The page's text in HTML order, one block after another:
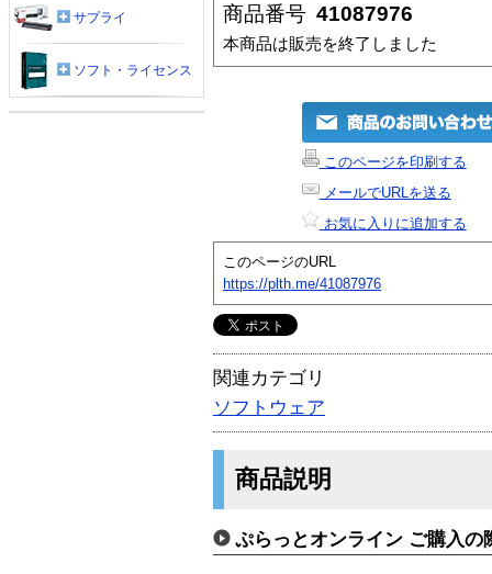
商品番号 41087976
本商品は販売を終了しました
このページを印刷する
メールでURLを送る
お気に入りに追加する
このページのURL
https://plth.me/41087976
関連カテゴリ
ソフトウェア
商品説明
ぷらっとオンライン ご購入の
サプライ
ソフト・ライセンス